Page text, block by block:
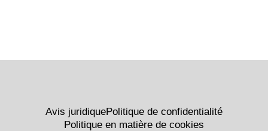
Avis juridiquePolitique de confidentialité
Politique en matière de cookies